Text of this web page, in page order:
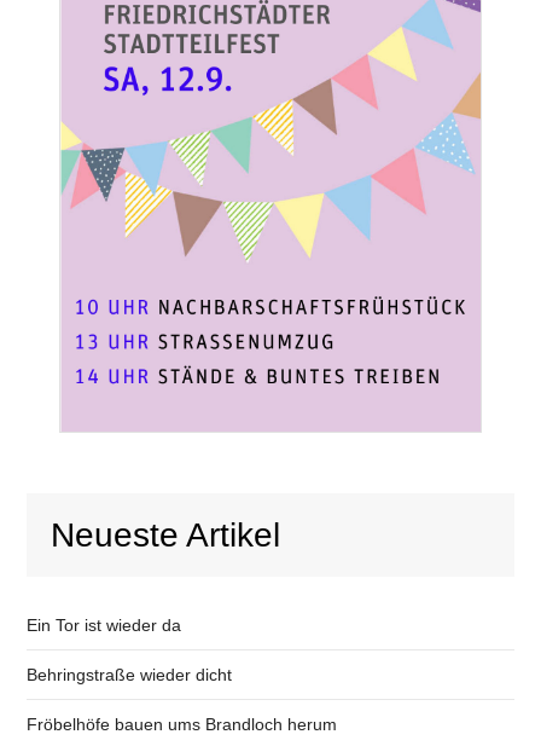
Neueste Artikel
Ein Tor ist wieder da
Behringstraße wieder dicht
Fröbelhöfe bauen ums Brandloch herum